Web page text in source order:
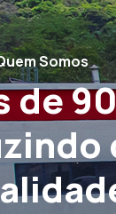
Somos
de